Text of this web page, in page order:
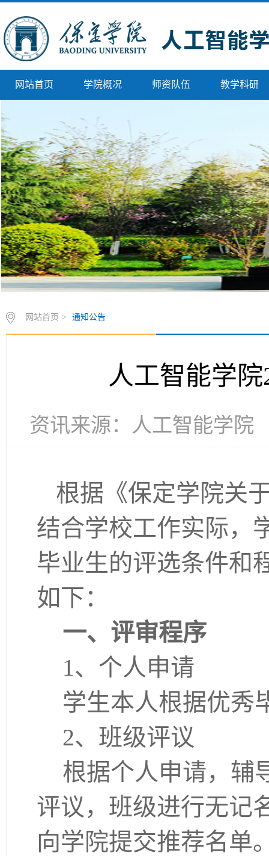
网站首页 学院概况 师资队伍 教学科研
网站首页 > 通知公告
人工智能学
资讯来源：人工智能学
根据《保定学院关
结合学校工作实际，
毕业生的评选条件和
如下：
一、评审程序
1、个人申请
学生本人根据优秀
2、班级评议
根据个人申请，辅
评议，班级进行无记
向学院提交推荐名单